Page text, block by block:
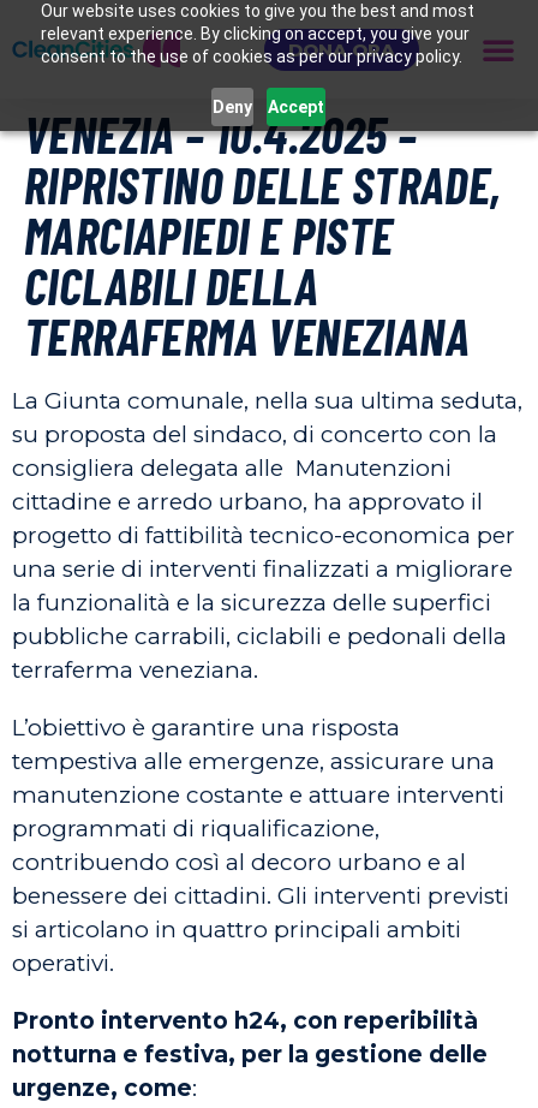
Our website uses cookies to give you the best and most
relevant experience. By clicking on accept, you give your
consent to the use of cookies as per our privacy policy.
Deny Accept
DONA ORA
VENEZIA – 10.4.2025 –
RIPRISTINO DELLE STRADE,
MARCIAPIEDI E PISTE
CICLABILI DELLA
TERRAFERMA VENEZIANA
La Giunta comunale, nella sua ultima seduta,
su proposta del sindaco, di concerto con la
consigliera delegata alle Manutenzioni
cittadine e arredo urbano, ha approvato il
progetto di fattibilità tecnico-economica per
una serie di interventi finalizzati a migliorare
la funzionalità e la sicurezza delle superfici
pubbliche carrabili, ciclabili e pedonali della
terraferma veneziana.
L’obiettivo è garantire una risposta
tempestiva alle emergenze, assicurare una
manutenzione costante e attuare interventi
programmati di riqualificazione,
contribuendo così al decoro urbano e al
benessere dei cittadini. Gli interventi previsti
si articolano in quattro principali ambiti
operativi.
Pronto intervento h24, con reperibilità
notturna e festiva, per la gestione delle
urgenze, come: